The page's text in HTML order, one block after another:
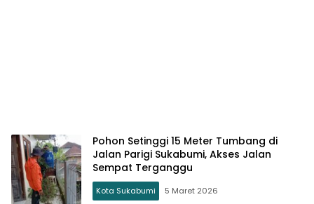
Pohon Setinggi 15 Meter Tumbang di
Jalan Parigi Sukabumi, Akses Jalan
Sempat Terganggu
Kota Sukabumi 5 Maret 2026